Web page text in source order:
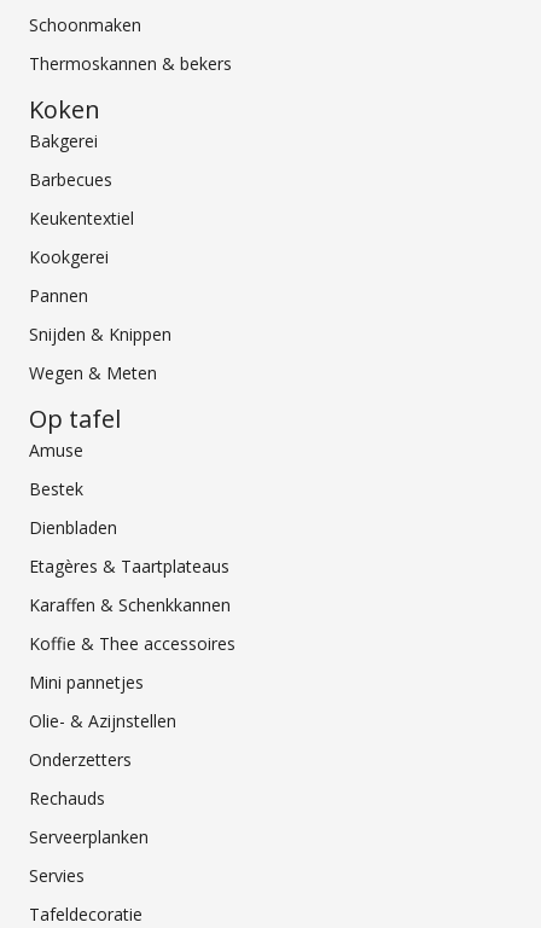
Schoonmaken
Thermoskannen & bekers
Koken
Bakgerei
Barbecues
Keukentextiel
Kookgerei
Pannen
Snijden & Knippen
Wegen & Meten
Op tafel
Amuse
Bestek
Dienbladen
Etagères & Taartplateaus
Karaffen & Schenkkannen
Koffie & Thee accessoires
Mini pannetjes
Olie- & Azijnstellen
Onderzetters
Rechauds
Serveerplanken
Servies
Tafeldecoratie